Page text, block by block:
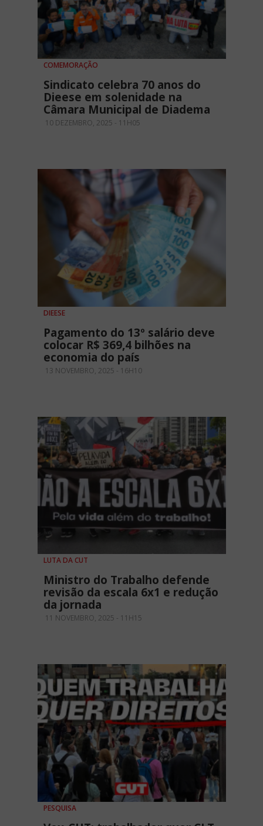
COMEMORAÇÃO
Sindicato celebra 70 anos do
Dieese em solenidade na
Câmara Municipal de Diadema
10 DEZEMBRO, 2025 - 11H05
DIEESE
Pagamento do 13º salário deve
colocar R$ 369,4 bilhões na
economia do país
13 NOVEMBRO, 2025 - 16H10
LUTA DA CUT
Ministro do Trabalho defende
revisão da escala 6x1 e redução
da jornada
11 NOVEMBRO, 2025 - 11H15
PESQUISA